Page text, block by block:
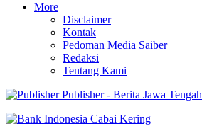
More
Disclaimer
Kontak
Pedoman Media Saiber
Redaksi
Tentang Kami
Publisher - Berita Jawa Tengah